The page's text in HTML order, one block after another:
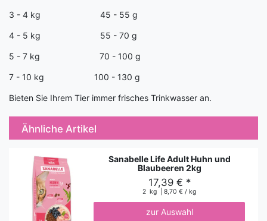
3 - 4 kg 45 - 55 g
4 - 5 kg 55 - 70 g
5 - 7 kg 70 - 100 g
7 - 10 kg 100 - 130 g
Bieten Sie Ihrem Tier immer frisches Trinkwasser an.
Ähnliche Artikel
Sanabelle Life Adult Huhn und
Blaubeeren 2kg
17,39 € *
2 kg | 8,70 € / kg
zur Auswahl